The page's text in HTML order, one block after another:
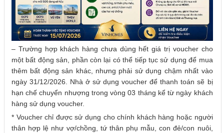
– Trường hợp khách hàng chưa dùng hết giá trị voucher cho
một bất động sản, phần còn lại có thể tiếp tục sử dụng để mua
thêm bất động sản khác, nhưng phải sử dụng chậm nhất vào
ngày 31/12/2026. Nhà ở sử dụng voucher để thanh toán sẽ bị
hạn chế chuyển nhượng trong vòng 03 tháng kể từ ngày khách
hàng sử dụng voucher.
* Voucher chỉ được sử dụng cho chính khách hàng hoặc người
thân hợp lệ như vợ/chồng, tứ thân phụ mẫu, con đẻ/con nuôi,